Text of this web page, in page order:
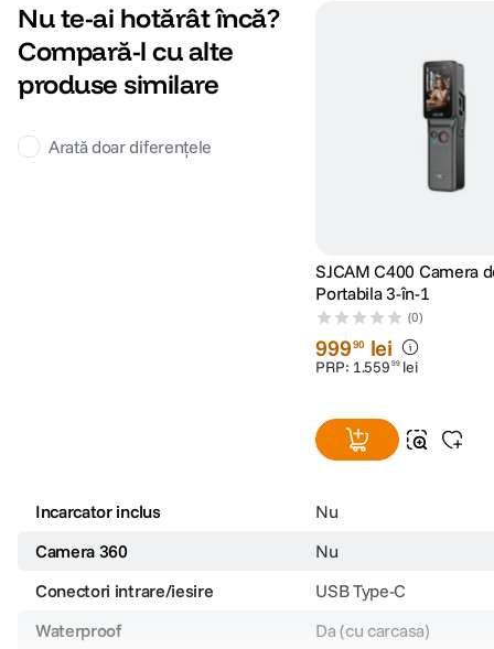
Greutate
Microfon incorporat
Acumulator detasabil 1200mAh
130 minute pentru video 1080P
Nu te-ai hotărât încă?
Compară-l cu alte
produse similare
Arată doar diferențele
SJCAM C400 Camera
Portabila 3-în-1
(0)
99990 lei
PRP: 1.559 99 lei
Incarcator inclus Nu
Camera 360
Nu
Conectori intrare/iesire
USB Type-C
Waterproof
Da (cu carcasa)